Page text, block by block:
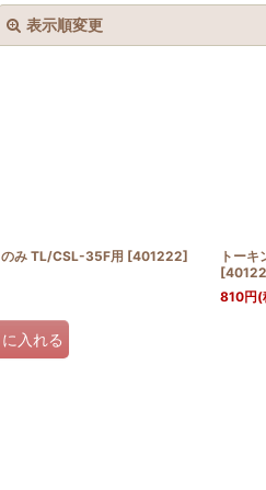
表示順変更
のみ TL/CSL-35F用 [401222]
入れる
トー
[
810円(